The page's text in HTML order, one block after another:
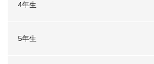
4年生
5年生